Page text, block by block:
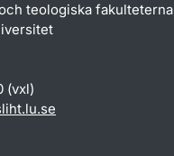
teologiska fakulteterna
(vxl)
.se